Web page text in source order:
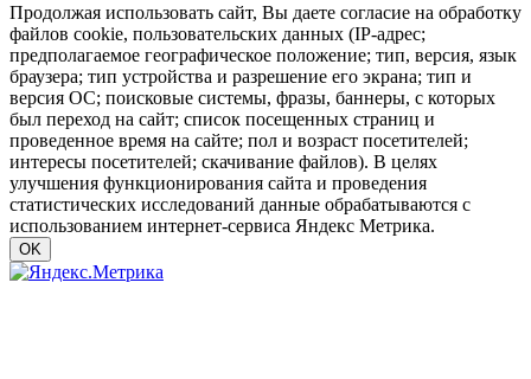
Продолжая использовать сайт, Вы даете согласие на обработку
файлов cookie, пользовательских данных (IP-адрес;
предполагаемое географическое положение; тип, версия, язык
браузера; тип устройства и разрешение его экрана; тип и
версия ОС; поисковые системы, фразы, баннеры, с которых
был переход на сайт; список посещенных страниц и
проведенное время на сайте; пол и возраст посетителей;
интересы посетителей; скачивание файлов). В целях
улучшения функционирования сайта и проведения
статистических исследований данные обрабатываются с
использованием интернет-сервиса Яндекс Метрика.
OK